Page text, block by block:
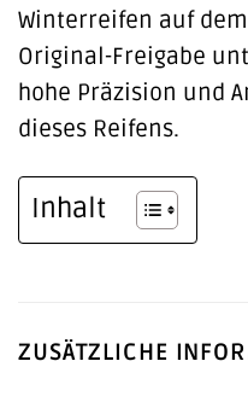
Winterreifen auf
Original-Freigabe
hohe Präzision und
dieses Reifens.
Inhalt
ZUSÄTZLICHE